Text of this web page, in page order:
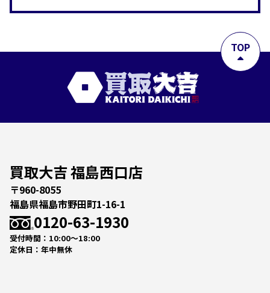
買取大吉 福島西口店
〒960-8055
福島県福島市野田町1-16-1
0120-63-1930
受付時間：10:00～18:00
定休日：年中無休
TOP